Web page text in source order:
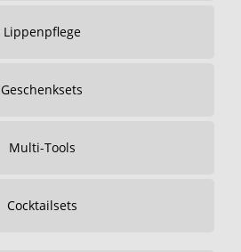
Lippenpflege
Geschenksets
Multi-Tools
Cocktailsets